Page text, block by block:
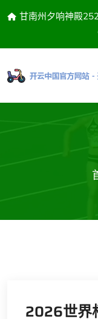
甘南州夕响神殿
2026世界